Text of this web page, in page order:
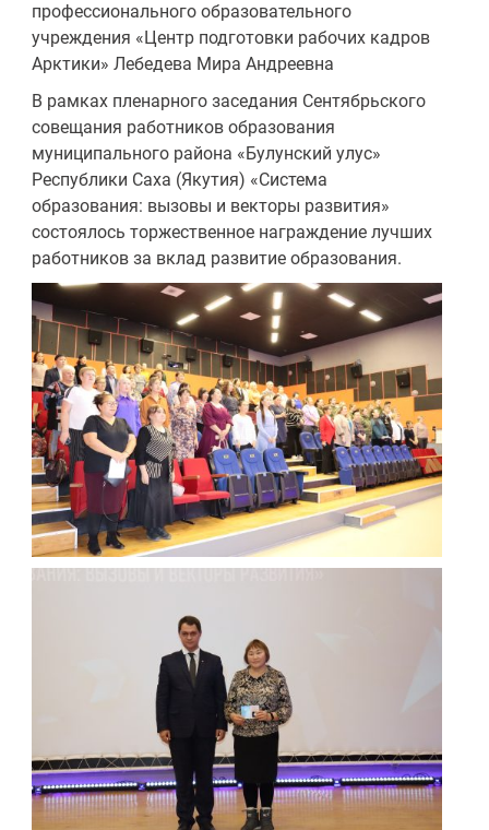
профессионального образовательного
учреждения «Центр подготовки рабочих кадров
Арктики» Лебедева Мира Андреевна
В рамках пленарного заседания Сентябрьского
совещания работников образования
муниципального района «Булунский улус»
Республики Саха (Якутия) «Система
образования: вызовы и векторы развития»
состоялось торжественное награждение лучших
работников за вклад развитие образования.